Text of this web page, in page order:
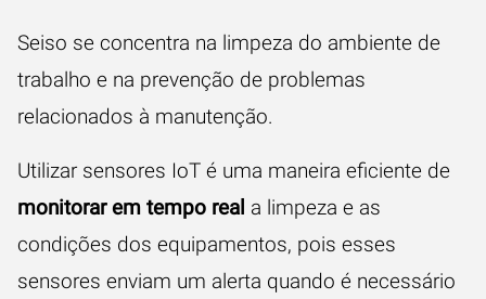
Seiso se concentra na limpeza do ambiente de
trabalho e na prevenção de problemas
relacionados à manutenção.
Utilizar sensores IoT é uma maneira eficiente de
monitorar em tempo real a limpeza e as
condições dos equipamentos, pois esses
sensores enviam um alerta quando é necessário